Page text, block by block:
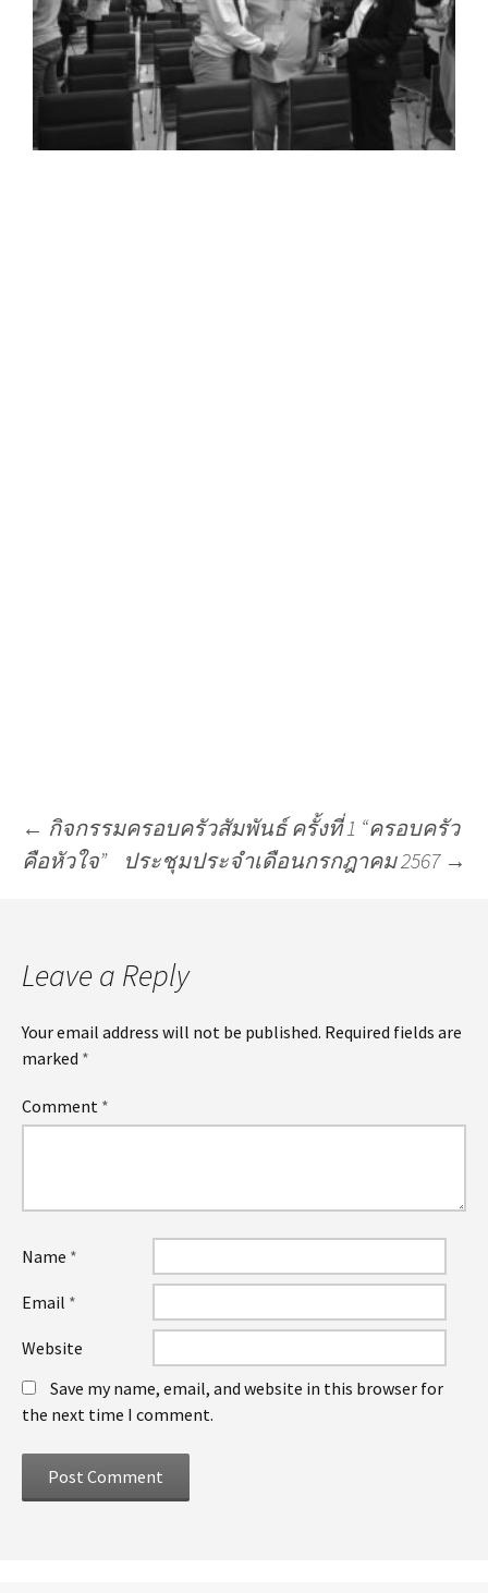
← กิจกรรมครอบครัวสัมพันธ์ ครั้งที่ 1 “ครอบครัว
คือหัวใจ”
ประชุมประจำเดือนกรกฎาคม 2567 →
Leave a Reply
Your email address will not be published. Required fields are
marked *
Comment *
Name *
Email *
Website
Save my name, email, and website in this browser for
the next time I comment.